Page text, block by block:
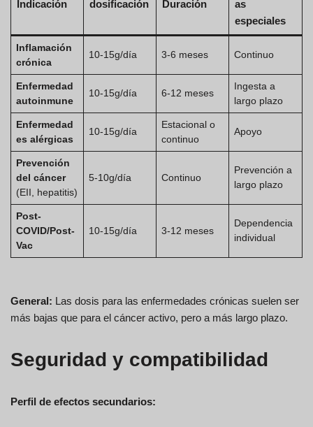
Indicación dosificación Duración
as
especiales
Inflamación
crónica
10-15g/día 3-6 meses Continuo
Enfermedad
autoinmune
10-15g/día 6-12 meses
Ingesta a
largo plazo
Enfermedad
es alérgicas
10-15g/día
Estacional o
continuo
Apoyo
Prevención
del cáncer
(EII, hepatitis)
5-10g/día Continuo
Prevención a
largo plazo
Post-
COVID/Post-
Vac
10-15g/día 3-12 meses
Dependencia
individual
General: Las dosis para las enfermedades crónicas suelen ser
más bajas que para el cáncer activo, pero a más largo plazo.
Seguridad y compatibilidad
Perfil de efectos secundarios: